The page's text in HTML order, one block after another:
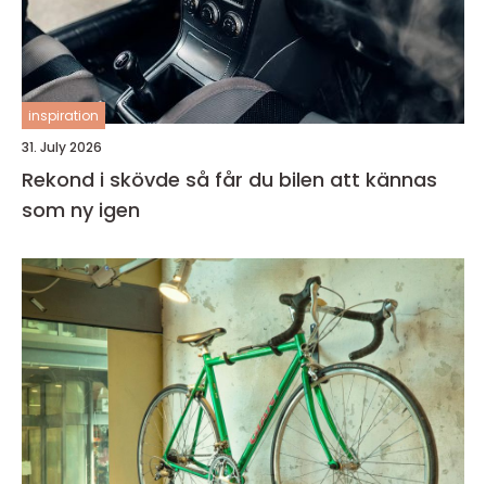
inspiration
31. July 2026
Rekond i skövde så får du bilen att kännas
som ny igen